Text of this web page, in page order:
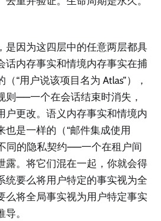
是因为这四层中的任意两层都具
话内存事实和情境内存事实在捕
“用户说该项目名为 Atlas”），
则——一个在会话结束时消失，
户更改。语义内存事实和情境内
也是一样的（“邮件集成使用
同的隐私契约——一个在租户间
露。将它们混在一起，你就会得
统要么将用户特定的事实视为全
么将全局事实视为用户特定事实
。